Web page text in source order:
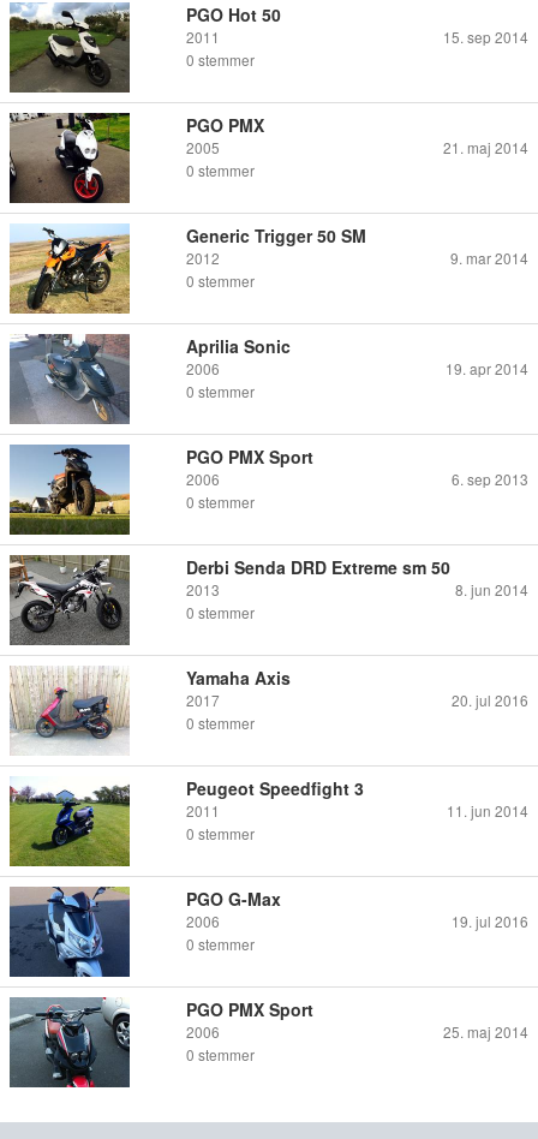
PGO Hot 50
2011
15. sep 2014
0 stemmer
PGO PMX
2005
21. maj 2014
0 stemmer
Generic Trigger 50 SM
2012
9. mar 2014
0 stemmer
Aprilia Sonic
2006
19. apr 2014
0 stemmer
PGO PMX Sport
2006
6. sep 2013
0 stemmer
Derbi Senda DRD Extreme sm 50
2013
8. jun 2014
0 stemmer
Yamaha Axis
2017
20. jul 2016
0 stemmer
Peugeot Speedfight 3
2011
11. jun 2014
0 stemmer
PGO G-Max
2006
19. jul 2016
0 stemmer
PGO PMX Sport
2006
25. maj 2014
0 stemmer